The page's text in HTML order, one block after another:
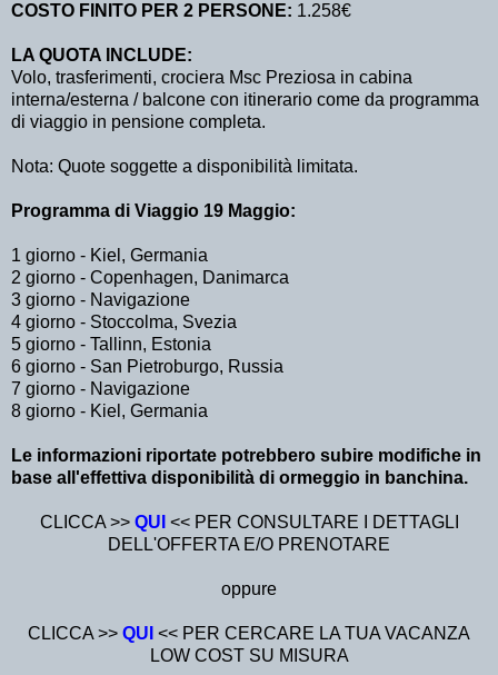
COSTO FINITO PER 2 PERSONE: 1.258€
LA QUOTA INCLUDE:
Volo, trasferimenti, crociera Msc Preziosa in cabina
interna/esterna / balcone con itinerario come da programma
di viaggio in pensione completa.
Nota: Quote soggette a disponibilità limitata.
Programma di Viaggio 19 Maggio:
1 giorno - Kiel, Germania
2 giorno - Copenhagen, Danimarca
3 giorno - Navigazione
4 giorno - Stoccolma, Svezia
5 giorno - Tallinn, Estonia
6 giorno - San Pietroburgo, Russia
7 giorno - Navigazione
8 giorno - Kiel, Germania
Le informazioni riportate potrebbero subire modifiche in
base all'effettiva disponibilità di ormeggio in banchina.
CLICCA >> QUI << PER CONSULTARE I DETTAGLI
DELL'OFFERTA E/O PRENOTARE
oppure
CLICCA >> QUI << PER CERCARE LA TUA VACANZA
LOW COST SU MISURA